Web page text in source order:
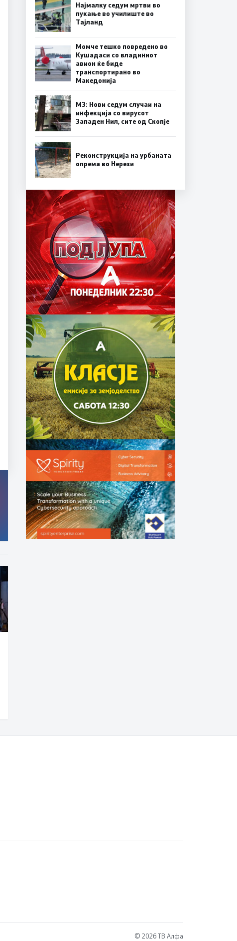
Најмалку седум мртви во
пукање во училиште во
Тајланд
Момче тешко повредено во
Кушадаси со владиниот
авион ќе биде
транспортирано во
Македонија
МЗ: Нови седум случаи на
инфекција со вирусот
Западен Нил, сите од Скопје
Реконструкција на урбаната
опрема во Нерези
© 2026 ТВ Алфа